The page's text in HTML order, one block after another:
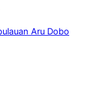
Aru Dobo